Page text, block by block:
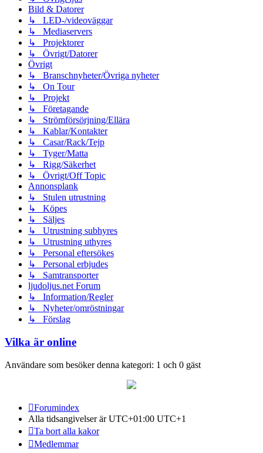
Bild & Datorer
↳ LED-/videoväggar
↳ Mediaservers
↳ Projektorer
↳ Övrigt/Datorer
Övrigt
↳ Branschnyheter/Övriga nyheter
↳ On Tour
↳ Projekt
↳ Företagande
↳ Strömförsörjning/Ellära
↳ Kablar/Kontakter
↳ Casar/Rack/Tejp
↳ Tyger/Matta
↳ Rigg/Säkerhet
↳ Övrigt/Off Topic
Annonsplank
↳ Stulen utrustning
↳ Köpes
↳ Säljes
↳ Utrustning subhyres
↳ Utrustning uthyres
↳ Personal eftersökes
↳ Personal erbjudes
↳ Samtransporter
ljudoljus.net Forum
↳ Information/Regler
↳ Nyheter/omröstningar
↳ Förslag
Vilka är online
Användare som besöker denna kategori: 1 och 0 gäst
Forumindex
Alla tidsangivelser är UTC+01:00 UTC+1
Ta bort alla kakor
Medlemmar